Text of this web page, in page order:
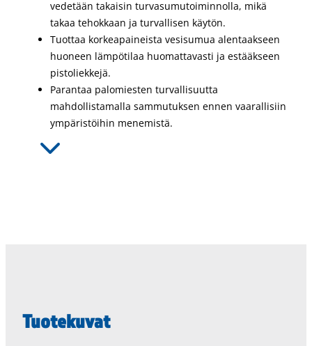
vedetään takaisin turvasumutoiminnolla, mikä
takaa tehokkaan ja turvallisen käytön.
Tuottaa korkeapaineista vesisumua alentaakseen
huoneen lämpötilaa huomattavasti ja estääkseen
pistoliekkejä.
Parantaa palomiesten turvallisuutta
mahdollistamalla sammutuksen ennen vaarallisiin
ympäristöihin menemistä.
Tuotekuvat